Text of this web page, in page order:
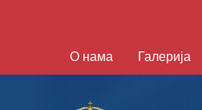
О нама Галерија